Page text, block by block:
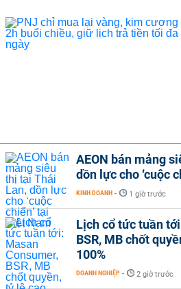
AEON bán mảng
dồn lực cho ‘cuộc
KINH DOANH - 1 giờ trước
Lịch cổ tức tuần
BSR, MB chốt
100%
DOANH NGHIỆP - 2 giờ trước